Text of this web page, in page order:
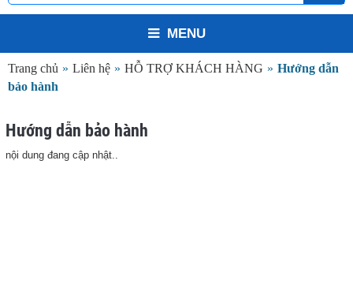
MENU
Trang chủ » Liên hệ » HỖ TRỢ KHÁCH HÀNG » Hướng dẫn
bảo hành
Hướng dẫn bảo hành
nội dung đang cập nhật..